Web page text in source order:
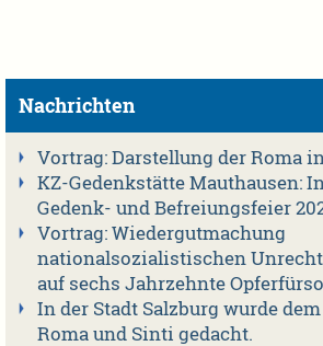
Nachrichten
Vortrag: Darstellung der Roma
KZ-Gedenkstätte Mauthausen:
Gedenk- und Befreiungsfeier
Vortrag: Wiedergutmachung
nationalsozialistischen
auf sechs Jahrzehnte
In der Stadt Salzburg wurde
Roma und Sinti gedacht.